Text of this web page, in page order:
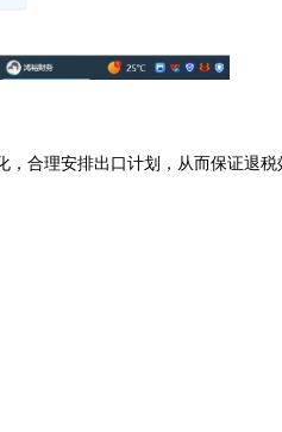
合理安排出口计划，从而保证退税